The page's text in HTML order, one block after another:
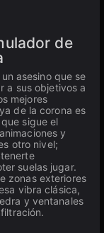
de
asesino que se
a sus objetivos a
mejores
de la corona es
sigue el
y
otro nivel;
suelas jugar.
zonas exteriores
vibra clásica,
y ventanales